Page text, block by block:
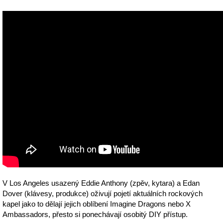
V Los Angeles usazený Eddie Anthony (zpěv, kytara) a Edan
Dover (klávesy, produkce) oživují pojetí aktuálních rockových
kapel jako to dělají jejich oblíbení Imagine Dragons nebo X
Ambassadors, přesto si ponechávají osobitý DIY přístup.